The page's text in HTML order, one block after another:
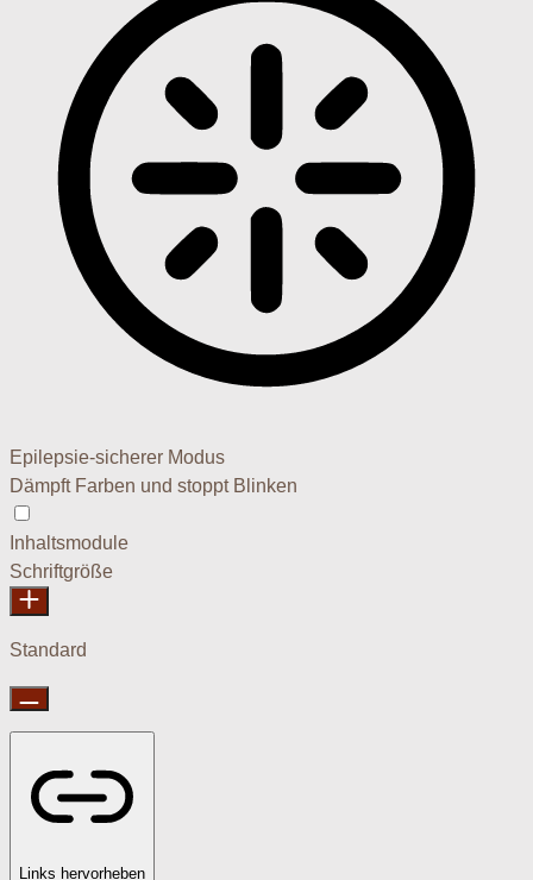
Epilepsie-sicherer Modus
Dämpft Farben und stoppt Blinken
Inhaltsmodule
Schriftgröße
Standard
Links hervorheben